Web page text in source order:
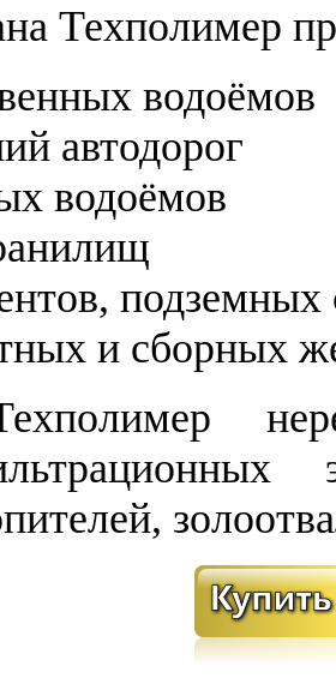
Техполимер
водоёмов
автодорог
водоёмов
и сборных